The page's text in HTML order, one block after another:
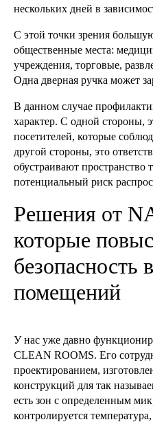
нескольких дней в
С этой точки зрения
общественные места:
учреждения, торговые,
Одна дверная ручка может
В данном случае
характер. С одной стороны,
посетителей, которые
другой стороны, это
обустраивают
потенциальный риск
Решения от
которые
безопасность
помещений
У нас уже давно
CLEAN ROOMS. Его
проектированием,
конструкций для так
есть зон с определенным
контролируется